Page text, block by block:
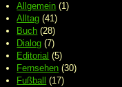
Allgemein (1)
Alltag (41)
Buch (28)
Dialog (7)
Editorial (5)
Fernsehen (30)
Fußball (17)